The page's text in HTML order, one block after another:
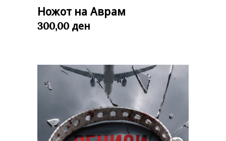
Ножот на Аврам
300,00 ден